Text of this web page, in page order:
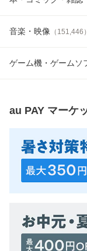
音楽・映像 （ 151,446 ）
ゲーム機・ゲームソ
au PAY マーケ